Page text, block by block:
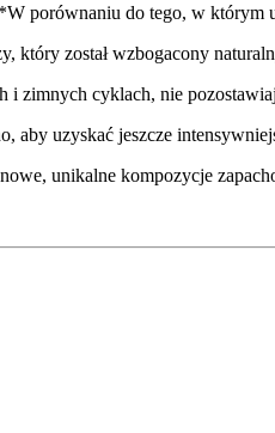
porównaniu do tego, w którym
który został wzbogacony
i zimnych cyklach, nie
aby uzyskać jeszcze
unikalne kompozycje